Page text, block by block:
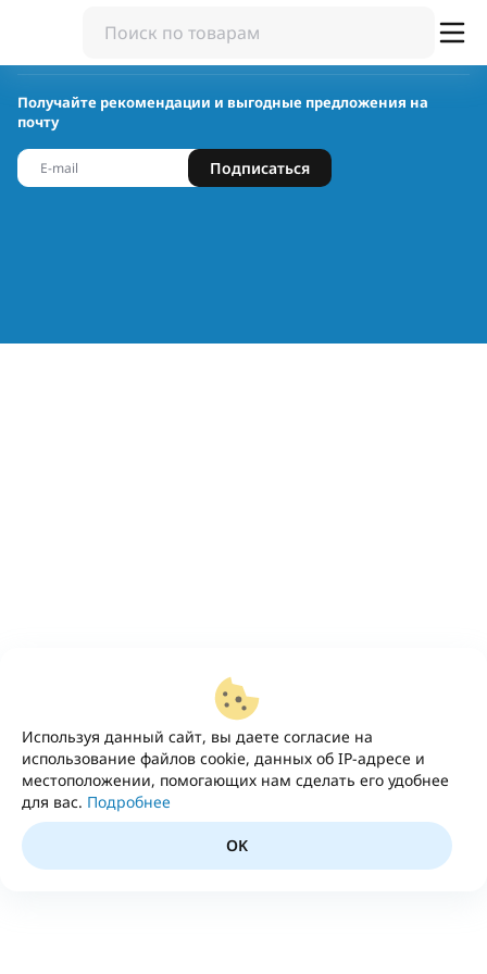
Используя данный сайт, вы даете согласие на
использование файлов cookie, данных об IP-адресе и
местоположении, помогающих нам сделать его удобнее
для вас. Подробнее
OK
Получайте рекомендации и выгодные предложения на
почту
Подписаться